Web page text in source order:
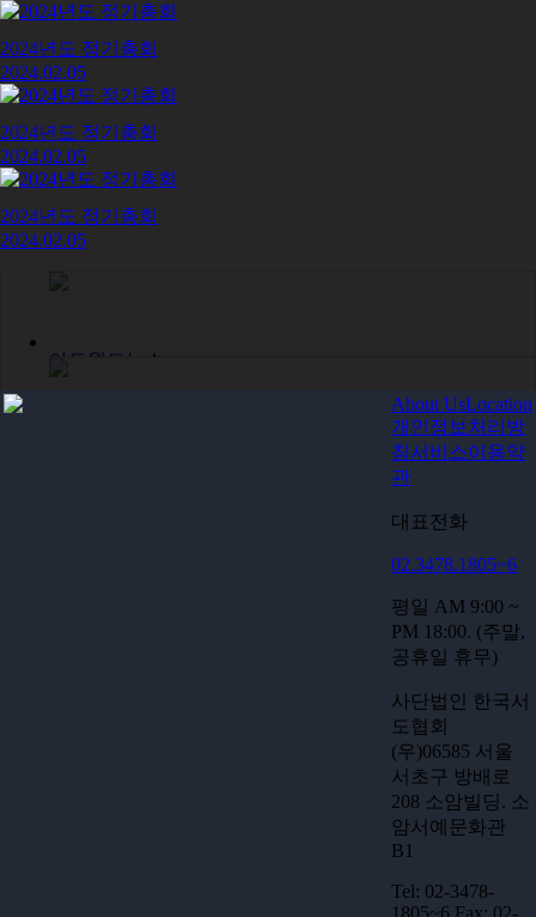
2024년도 정기총회
2024.02.05
2024년도 정기총회
2024.02.05
2024년도 정기총회
2024.02.05
아트월드뉴스
About UsLocation
개인정보처리방
침서비스이용약
관
대표전화
02.3478.1805~6
평일 AM 9:00 ~
PM 18:00. (주말,
공휴일 휴무)
사단법인 한국서
도협회
(우)06585 서울
서초구 방배로
208 소암빌딩. 소
암서예문화관
B1
Tel: 02-3478-
1805~6 Fax: 02-